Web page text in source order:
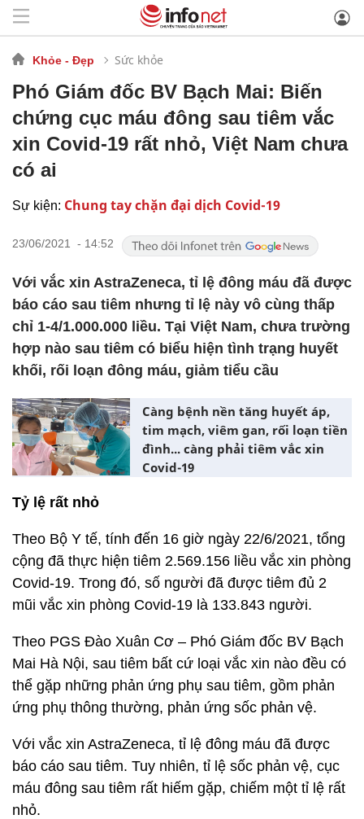
Khỏe - Đẹp Sức khỏe
Phó Giám đốc BV Bạch Mai: Biến
chứng cục máu đông sau tiêm vắc
xin Covid-19 rất nhỏ, Việt Nam chưa
có ai
Sự kiện: Chung tay chặn đại dịch Covid-19
23/06/2021 - 14:52
Với vắc xin AstraZeneca, tỉ lệ đông máu đã được
báo cáo sau tiêm nhưng tỉ lệ này vô cùng thấp
chỉ 1-4/1.000.000 liều. Tại Việt Nam, chưa trường
hợp nào sau tiêm có biểu hiện tình trạng huyết
khối, rối loạn đông máu, giảm tiểu cầu
Càng bệnh nền tăng huyết áp,
tim mạch, viêm gan, rối loạn tiền
đình... càng phải tiêm vắc xin
Covid-19
Tỷ lệ rất nhỏ
Theo Bộ Y tế, tính đến 16 giờ ngày 22/6/2021, tổng
cộng đã thực hiện tiêm 2.569.156 liều vắc xin phòng
Covid-19. Trong đó, số người đã được tiêm đủ 2
mũi vắc xin phòng Covid-19 là 133.843 người.
Theo PGS Đào Xuân Cơ – Phó Giám đốc BV Bạch
Mai Hà Nội, sau tiêm bất cứ loại vắc xin nào đều có
thể gặp những phản ứng phụ sau tiêm, gồm phản
ứng phụ thông thường, phản ứng sốc phản vệ.
Với vắc xin AstraZeneca, tỉ lệ đông máu đã được
báo cáo sau tiêm. Tuy nhiên, tỉ lệ sốc phản vệ, cục
máu đông sau tiêm rất hiếm gặp, chiếm một tỉ lệ rất
nhỏ.